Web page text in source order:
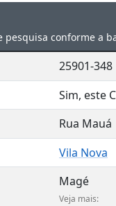
pesquisa conforme a
25901-348
Sim, este
Rua Mauá
Vila Nova
Magé
Veja mais: